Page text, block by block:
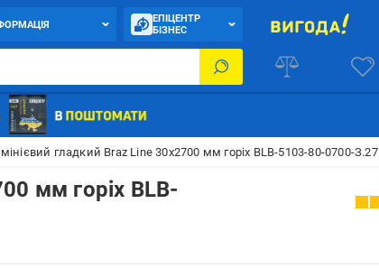
ЕПІЦЕНТР
БІЗНЕС
гладкий Braz Line 30х2700 мм горіх BLB-5103-80-0700-З.27
мм горіх BLB-